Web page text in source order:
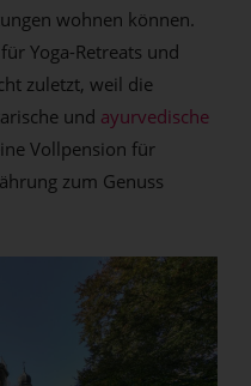
wohnen können.
Yoga-Retreats und
zuletzt, weil die
und ayurvedische
Vollpension für
zum Genuss